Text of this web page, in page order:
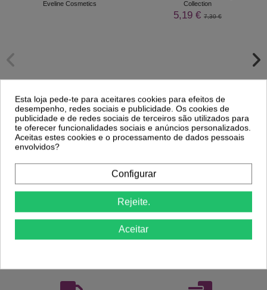
Eveline Cosmetics
Collection
5,19 € 7,30 €
Esta loja pede-te para aceitares cookies para efeitos de
desempenho, redes sociais e publicidade. Os cookies de
publicidade e de redes sociais de terceiros são utilizados para
te oferecer funcionalidades sociais e anúncios personalizados.
Aceitas estes cookies e o processamento de dados pessoais
envolvidos?
Configurar
Rejeite.
Aceitar